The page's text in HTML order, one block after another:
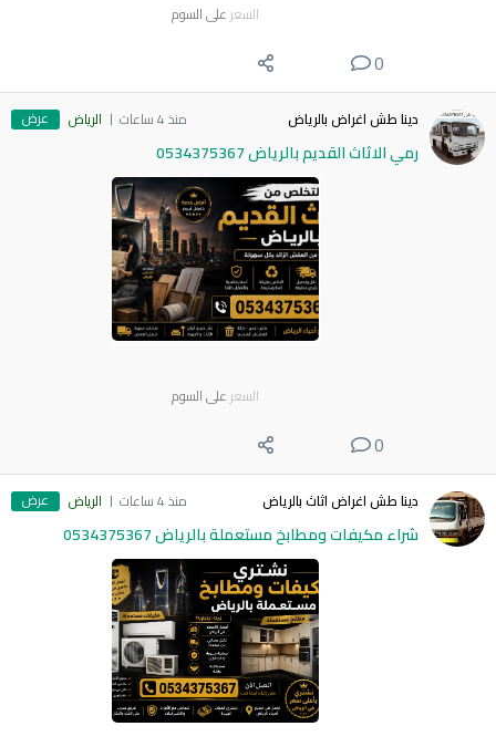
السعر على السوم
0
دينا طش اغراض بالرياض منذ 4 ساعات الرياض عرض
رمي الاثاث القديم بالرياض 0534375367
السعر على السوم
0
دينا طش اغراض اثاث بالرياض منذ 4 ساعات الرياض عرض
شراء مكيفات ومطابخ مستعملة بالرياض 0534375367